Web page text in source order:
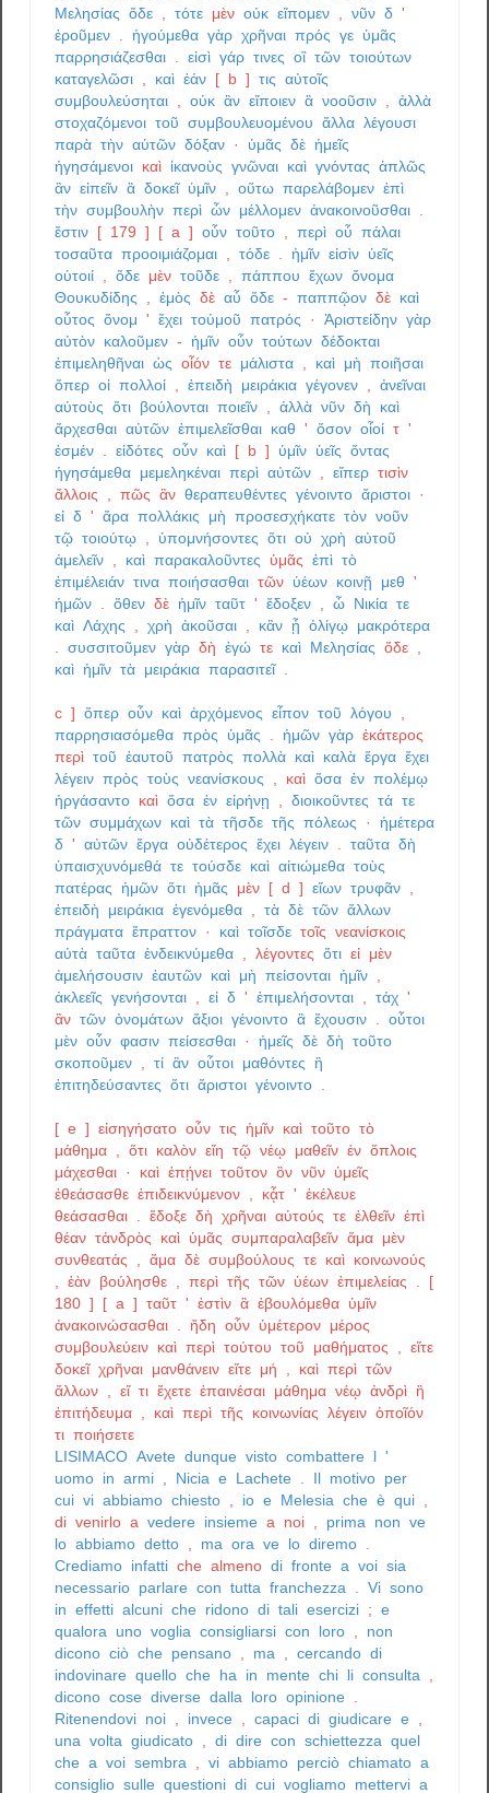
Μελησίας ὅδε τότε μὲν οὐκ εἴπομεν νῦν δ '
ἐροῦμεν
ἡγούμεθα γὰρ χρῆναι πρός γε ὑμᾶς
παρρησιάζεσθαι
εἰσὶ γάρ τινες οἳ τῶν τοιούτων
καταγελῶσι
καὶ ἐάν [ b ] τις αὐτοῖς
συμβουλεύσηται
οὐκ ἂν εἴποιεν ἃ νοοῦσιν
ἀλλὰ
στοχαζόμενοι τοῦ συμβουλευομένου ἄλλα λέγουσι
παρὰ τὴν αὑτῶν δόξαν · ὑμᾶς δὲ ἡμεῖς
ἡγησάμενοι καὶ ἱκανοὺς γνῶναι καὶ γνόντας ἁπλῶς
ἂν εἰπεῖν ἃ δοκεῖ ὑμῖν οὕτω παρελάβομεν ἐπὶ
τὴν συμβουλὴν περὶ ὧν μέλλομεν ἀνακοινοῦσθαι
ἔστιν [ 179 ] [ a ] οὖν τοῦτο περὶ οὗ πάλαι
τοσαῦτα προοιμιάζομαι τόδε ἡμῖν εἰσὶν ὑεῖς
οὑτοιί
ὅδε μὲν τοῦδε πάππου ἔχων ὄνομα
Θουκυδίδης
ἐμὸς δὲ αὖ ὅδε ‑ παππῷον δὲ καὶ
οὗτος ὄνομ ' ἔχει τοὐμοῦ πατρός · Ἀριστείδην γὰρ
αὐτὸν καλοῦμεν ‑ ἡμῖν οὖν τούτων δέδοκται
ἐπιμεληθῆναι ὡς οἷόν τε μάλιστα καὶ μὴ ποιῆσαι
ὅπερ οἱ πολλοί ἐπειδὴ μειράκια γέγονεν
ἀνεῖναι
αὐτοὺς ὅτι βούλονται ποιεῖν ἀλλὰ νῦν δὴ
καὶ
ἄρχεσθαι αὐτῶν ἐπιμελεῖσθαι καθ ' ὅσον οἷοί τ '
ἐσμέν
εἰδότες οὖν καὶ [ b ] ὑμῖν ὑεῖς ὄντας
ἡγησάμεθα μεμεληκέναι περὶ αὐτῶν εἴπερ τισὶν
ἄλλοις
πῶς ἂν θεραπευθέντες γένοιντο ἄριστοι ·
εἰ δ ' ἄρα πολλάκις μὴ προσεσχήκατε τὸν νοῦν
τῷ τοιούτῳ ὑπομνήσοντες ὅτι οὐ χρὴ αὐτοῦ
ἀμελεῖν
καὶ παρακαλοῦντες ὑμᾶς ἐπὶ τὸ
ἐπιμέλειάν τινα ποιήσασθαι τῶν ὑέων κοινῇ μεθ '
ἡμῶν
ὅθεν δὲ ἡμῖν ταῦτ ' ἔδοξεν ὦ Νικία τε
καὶ Λάχης χρὴ ἀκοῦσαι κἂν ᾖ ὀλίγῳ μακρότερα
συσσιτοῦμεν γὰρ δὴ ἐγώ τε καὶ Μελησίας ὅδε
καὶ ἡμῖν τὰ μειράκια παρασιτεῖ
c ] ὅπερ οὖν καὶ ἀρχόμενος εἶπον τοῦ λόγου
παρρησιασόμεθα πρὸς ὑμᾶς ἡμῶν γὰρ ἑκάτερος
περὶ τοῦ ἑαυτοῦ πατρὸς πολλὰ καὶ καλὰ ἔργα ἔχει
λέγειν πρὸς τοὺς νεανίσκους καὶ ὅσα ἐν πολέμῳ
ἠργάσαντο καὶ ὅσα ἐν εἰρήνῃ διοικοῦντες τά τε
τῶν συμμάχων καὶ τὰ τῆσδε τῆς πόλεως ·
ἡμέτερα
δ ' αὐτῶν ἔργα οὐδέτερος ἔχει λέγειν ταῦτα δὴ
ὑπαισχυνόμεθά τε τούσδε καὶ αἰτιώμεθα τοὺς
πατέρας ἡμῶν ὅτι ἡμᾶς μὲν [ d ] εἴων τρυφᾶν
ἐπειδὴ
μειράκια ἐγενόμεθα τὰ δὲ τῶν ἄλλων
πράγματα ἔπραττον · καὶ τοῖσδε τοῖς νεανίσκοις
αὐτὰ ταῦτα ἐνδεικνύμεθα λέγοντες ὅτι εἰ μὲν
ἀμελήσουσιν ἑαυτῶν καὶ μὴ πείσονται ἡμῖν
ἀκλεεῖς γενήσονται εἰ δ ' ἐπιμελήσονται τάχ '
ἂν τῶν ὀνομάτων ἄξιοι γένοιντο ἃ ἔχουσιν
οὗτοι
μὲν οὖν φασιν πείσεσθαι · ἡμεῖς δὲ δὴ τοῦτο
σκοποῦμεν
τί ἂν οὗτοι μαθόντες ἢ
ἐπιτηδεύσαντες ὅτι ἄριστοι γένοιντο
[ e ] εἰσηγήσατο οὖν τις ἡμῖν καὶ τοῦτο τὸ
μάθημα
ὅτι καλὸν εἴη τῷ νέῳ μαθεῖν ἐν ὅπλοις
μάχεσθαι · καὶ ἐπῄνει τοῦτον ὃν νῦν ὑμεῖς
ἐθεάσασθε ἐπιδεικνύμενον κᾆτ ' ἐκέλευε
θεάσασθαι
ἔδοξε δὴ χρῆναι αὐτούς τε ἐλθεῖν ἐπὶ
θέαν τἀνδρὸς καὶ ὑμᾶς συμπαραλαβεῖν ἅμα μὲν
συνθεατάς
ἅμα δὲ συμβούλους τε καὶ κοινωνούς
ἐὰν βούλησθε περὶ τῆς τῶν ὑέων ἐπιμελείας
[
180 ] [ a ] ταῦτ ' ἐστὶν ἃ ἐβουλόμεθα ὑμῖν
ἀνακοινώσασθαι
ἤδη οὖν ὑμέτερον μέρος
συμβουλεύειν καὶ περὶ τούτου τοῦ μαθήματος
εἴτε
δοκεῖ χρῆναι μανθάνειν εἴτε μή καὶ περὶ τῶν
ἄλλων
εἴ τι ἔχετε ἐπαινέσαι μάθημα νέῳ ἀνδρὶ ἢ
ἐπιτήδευμα
καὶ περὶ τῆς κοινωνίας λέγειν ὁποῖόν
τι ποιήσετε
LISIMACO Avete dunque visto combattere l '
uomo in armi Nicia e Lachete Il motivo per
cui vi abbiamo chiesto io e Melesia che è qui
di venirlo a vedere insieme a noi prima non ve
lo abbiamo detto ma ora ve lo diremo
Crediamo infatti che almeno di fronte a voi sia
necessario parlare con tutta franchezza Vi sono
in effetti alcuni che ridono di tali esercizi ; e
qualora
uno voglia consigliarsi con loro
non
dicono ciò che pensano ma cercando di
indovinare quello che ha in mente chi li consulta
dicono cose diverse dalla loro opinione
Ritenendovi noi invece capaci di giudicare e
una volta giudicato di dire con schiettezza quel
che a voi sembra vi abbiamo perciò chiamato a
consiglio sulle questioni di cui vogliamo mettervi a